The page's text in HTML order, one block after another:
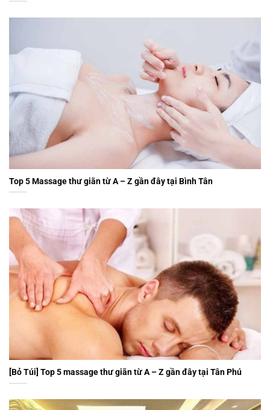
Top 5 Massage thư giãn từ A – Z gần đây tại Bình Tân
[Bỏ Túi] Top 5 massage thư giãn từ A – Z gần đây tại Tân Phú